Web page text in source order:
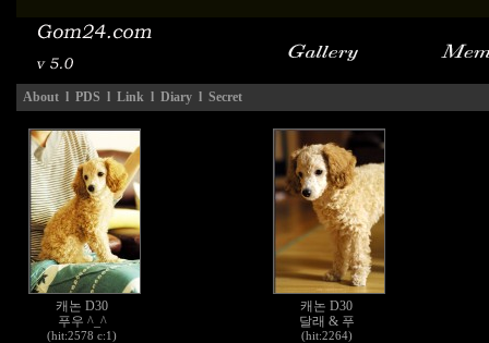
About l PDS l Link l Diary l Secret
캐논 D30
푸우 ^_^
(hit:2578 c:1)
캐논 D30
달래 & 푸
(hit:2264)